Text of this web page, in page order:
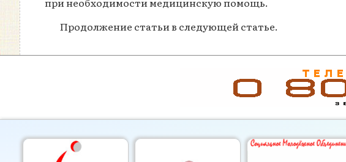
Продолжение статьи в следующей статье.